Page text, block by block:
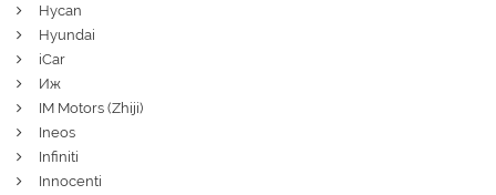
Hycan
Hyundai
iCar
Иж
IM Motors (Zhiji)
Ineos
Infiniti
Innocenti